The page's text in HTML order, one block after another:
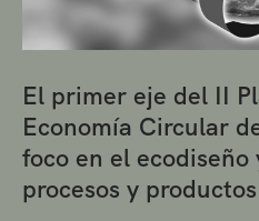
El primer eje del II
Economía Circular
foco en el ecodiseño
procesos y productos